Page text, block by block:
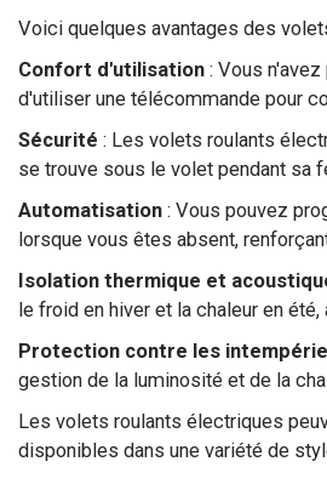
Voici quelques avantages des
Confort d'utilisation : Vous
d'utiliser une télécommande pour
Sécurité : Les volets roulants
se trouve sous le volet pendant sa
Automatisation : Vous pouvez
lorsque vous êtes absent,
Isolation thermique et
le froid en hiver et la chaleur en
Protection contre les
gestion de la luminosité et de la
Les volets roulants électriques
disponibles dans une variété de